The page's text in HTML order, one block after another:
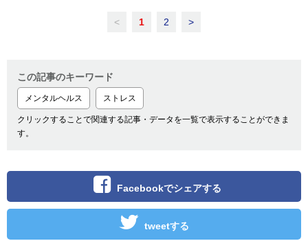
< 1 2 >
この記事のキーワード
メンタルヘルス ストレス
クリックすることで関連する記事・データを一覧で表示することができま
す。
Facebookでシェアする
tweetする